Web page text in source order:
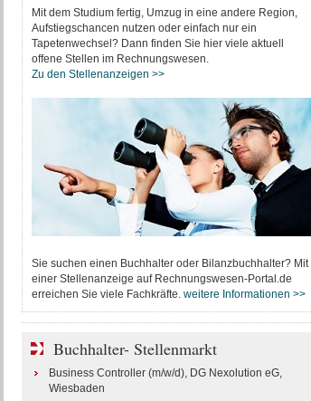
Mit dem Studium fertig, Umzug in eine andere Region,
Aufstiegschancen nutzen oder einfach nur ein
Tapetenwechsel? Dann finden Sie hier viele aktuell
offene Stellen im Rechnungswesen.
Zu den Stellenanzeigen >>
Sie suchen einen Buchhalter oder Bilanzbuchhalter? Mit
einer Stellenanzeige auf Rechnungswesen-Portal.de
erreichen Sie viele Fachkräfte. weitere Informationen >>
Buchhalter- Stellenmarkt
Business Controller (m/w/d), DG Nexolution eG,
Wiesbaden